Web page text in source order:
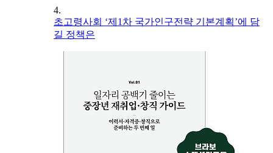
4.
초고령사회 ‘제1차 국가인구전략 기본계획’에 담
길 정책은